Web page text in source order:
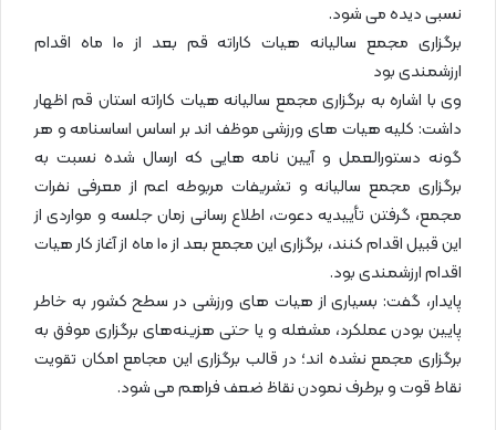
نسبی دیده می شود.
برگزاری مجمع سالیانه هیات کاراته قم بعد از ۱۰ ماه اقدام
ارزشمندی بود
وی با اشاره به برگزاری مجمع سالیانه هیات کاراته استان قم اظهار
داشت: کلیه هیات‌ های ورزشی موظف‌ اند بر اساس اساسنامه و هر
گونه دستورالعمل و آیین‌ نامه‌ هایی که ارسال‌ شده نسبت‌ به
برگزاری مجمع سالیانه و تشریفات مربوطه اعم از معرفی نفرات
مجمع، گرفتن تأییدیه دعوت، اطلاع‌ رسانی زمان جلسه و مواردی از
این قبیل اقدام کنند، برگزاری این مجمع بعد از ۱۰ ماه از آغاز کار هیات
اقدام ارزشمندی بود.
پایدار، گفت: بسیاری از هیات های ورزشی در سطح کشور به‌ خاطر
پایین بودن عملکرد، مشغله و یا حتی هزینه‌های برگزاری موفق به
برگزاری مجمع نشده اند؛ در قالب برگزاری این مجامع امکان تقویت
نقاط قوت و برطرف نمودن نقاظ ضعف فراهم می شود.